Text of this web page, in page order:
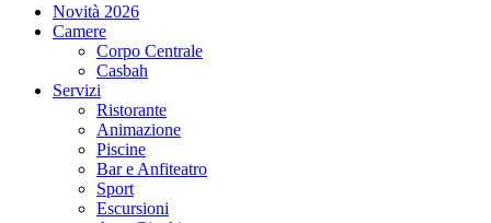
Novità 2026
Camere
Corpo Centrale
Casbah
Servizi
Ristorante
Animazione
Piscine
Bar e Anfiteatro
Sport
Escursioni